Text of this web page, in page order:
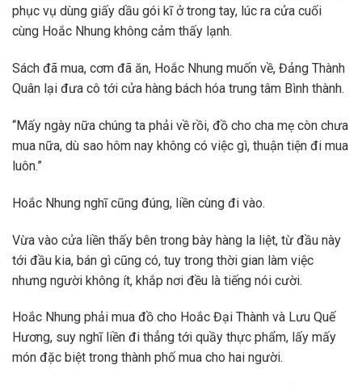
phục vụ dùng giấy dầu gói kĩ ở trong tay, lúc ra cửa cuối
cùng Hoắc Nhung không cảm thấy lạnh.
Sách đã mua, cơm đã ăn, Hoắc Nhung muốn về, Đảng Thành
Quân lại đưa cô tới cửa hàng bách hóa trung tâm Bình thành.
“Mấy ngày nữa chúng ta phải về rồi, đồ cho cha mẹ còn chưa
mua nữa, dù sao hôm nay không có việc gì, thuận tiện đi mua
luôn.”
Hoắc Nhung nghĩ cũng đúng, liền cùng đi vào.
Vừa vào cửa liền thấy bên trong bày hàng la liệt, từ đầu này
tới đầu kia, bán gì cũng có, tuy trong thời gian làm việc
nhưng người không ít, khắp nơi đều là tiếng nói cười.
Hoắc Nhung phải mua đồ cho Hoắc Đại Thành và Lưu Quế
Hương, suy nghĩ liền đi thẳng tới quầy thực phẩm, lấy mấy
món đặc biệt trong thành phố mua cho hai người.